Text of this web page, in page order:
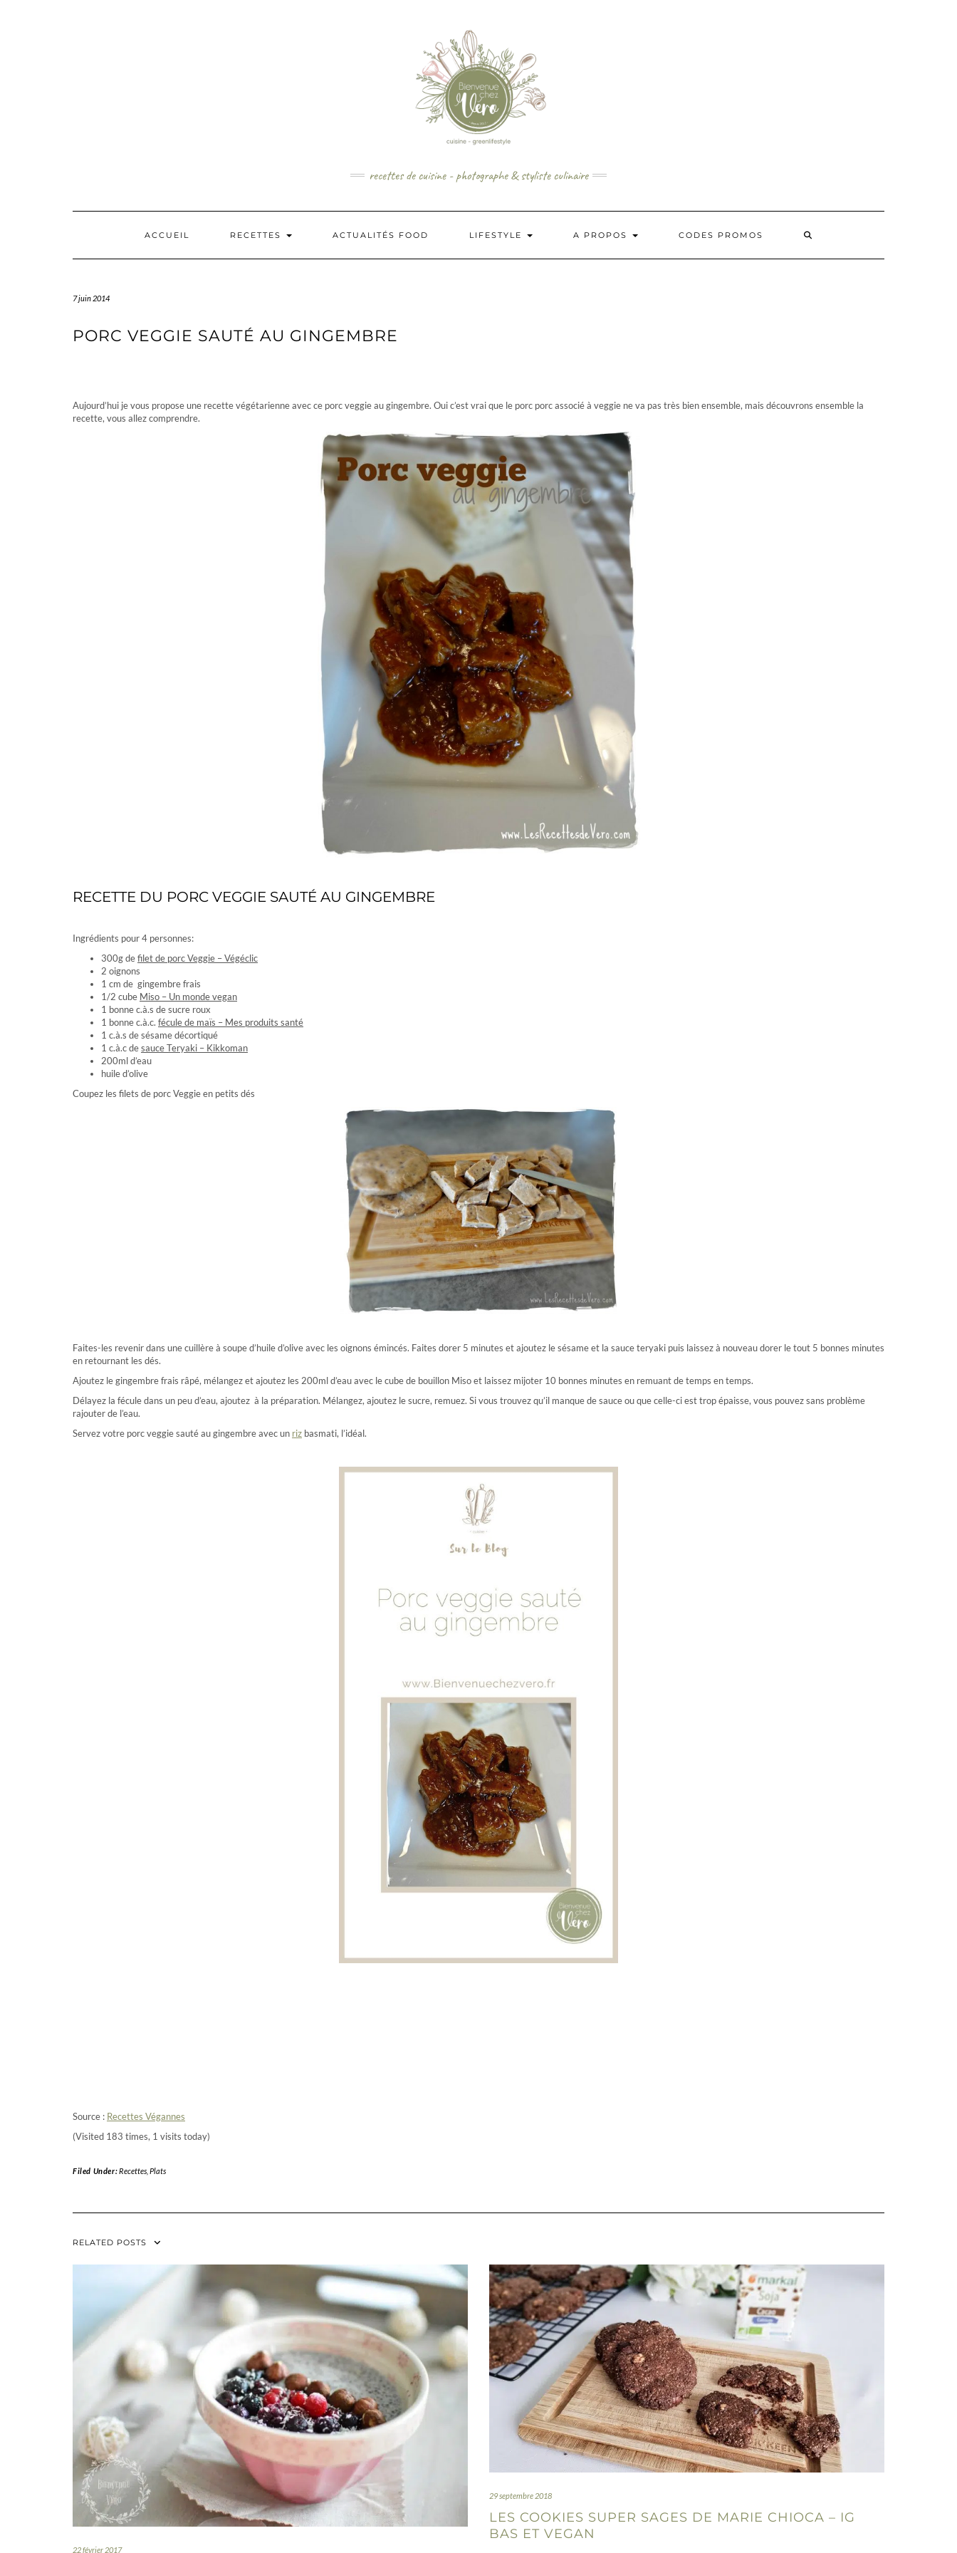
recettes de cuisine - photographe & styliste culinaire
ACCUEIL RECETTES ACTUALITÉS FOOD LIFESTYLE A PROPOS CODES PROMOS
7 juin 2014
PORC VEGGIE SAUTÉ AU GINGEMBRE
Aujourd’hui je vous propose une recette végétarienne avec ce porc veggie au gingembre. Oui c’est vrai que le porc porc associé à veggie ne va pas très bien ensemble, mais découvrons ensemble la
recette, vous allez comprendre.
RECETTE DU PORC VEGGIE SAUTÉ AU GINGEMBRE
Ingrédients pour 4 personnes:
300g defilet de porc Veggie – Végéclic
2 oignons
1 cm de gingembre frais
1/2 cube Miso – Un monde vegan
1 bonne c.à.s de sucre roux
1 bonne c.à.c. fécule de maïs – Mes produits santé
1 c.à.s de sésame décortiqué
1 c.à.c desauce Teryaki – Kikkoman
200ml d’eau
huile d’olive
Coupez les filets de porc Veggie en petits dés
Faites-les revenir dans une cuillère à soupe d’huile d’olive avec les oignons émincés. Faites dorer 5 minutes et ajoutez le sésame et la sauce teryaki puis laissez à nouveau dorer le tout 5 bonnes minutes
en retournant les dés.
Ajoutez le gingembre frais râpé, mélangez et ajoutez les 200ml d’eau avec le cube de bouillon Miso et laissez mijoter 10 bonnes minutes en remuant de temps en temps.
Délayez la fécule dans un peu d’eau, ajoutez à la préparation. Mélangez, ajoutez le sucre, remuez. Si vous trouvez qu’il manque de sauce ou que celle-ci est trop épaisse, vous pouvez sans problème
rajouter de l’eau.
Servez votre porc veggie sauté au gingembre avec un riz basmati, l’idéal.
Source : Recettes Végannes
(Visited 183 times, 1 visits today)
Filed Under:Recettes, Plats
RELATED POSTS
22 février 2017
29 septembre 2018
LES COOKIES SUPER SAGES DE MARIE CHIOCA – IG
BAS ET VEGAN